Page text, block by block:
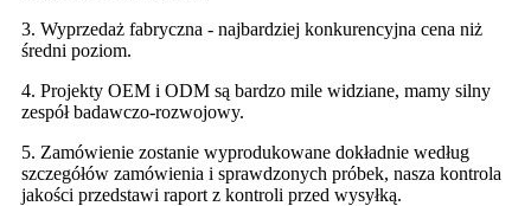
3. Wyprzedaż fabryczna - najbardziej konkurencyjna cena niż
średni poziom.
4. Projekty OEM i ODM są bardzo mile widziane, mamy silny
zespół badawczo-rozwojowy.
5. Zamówienie zostanie wyprodukowane dokładnie według
szczegółów zamówienia i sprawdzonych próbek, nasza kontrola
jakości przedstawi raport z kontroli przed wysyłką.